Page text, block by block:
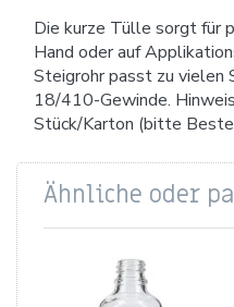
Die kurze Tülle sorgt für
Hand oder auf
Steigrohr passt zu vielen
18/410-Gewinde.
Stück/Karton (bitte
Ähnliche oder